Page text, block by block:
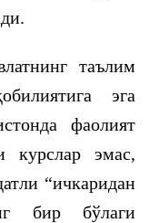
таълим
эга
фаолият
курслар эмас,
“ичкаридан
бир бўлаги